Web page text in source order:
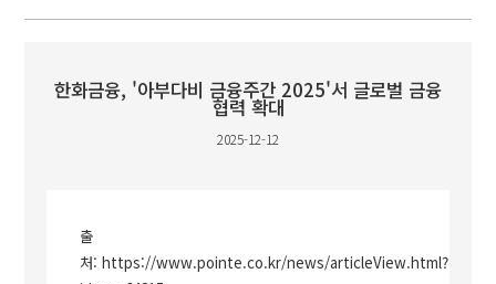
한화금융, '아부다비 금융주간 2025'서 글로벌 금융
협력 확대
2025-12-12
출
처:https://www.pointe.co.kr/news/articleView.html?